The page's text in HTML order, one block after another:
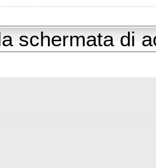
schermata di